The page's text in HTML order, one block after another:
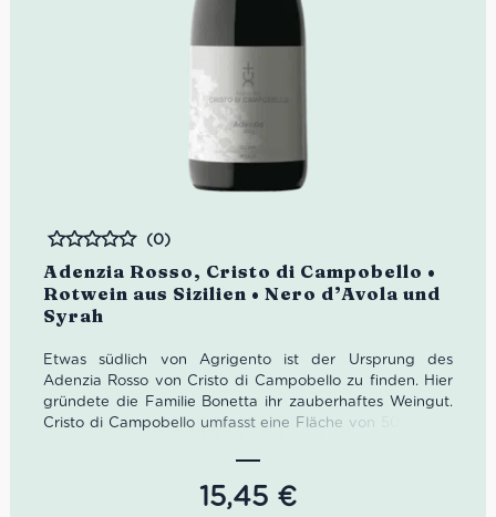
Adenzia Rosso, Cristo di Campobello •
Rotwein aus Sizilien • Nero d’Avola und
Syrah
Bewertet
(0)
Etwas südlich von Agrigento ist der Ursprung des
Adenzia Rosso von Cristo di Campobello zu finden. Hier
gründete die Familie Bonetta ihr zauberhaftes Weingut.
Cristo di Campobello umfasst eine Fläche von 50 Hektar
Die Reben stehen hier mit Meerblick auf Lagen zwischen
230 und 300 Meter. Die Nähe zum Meer bedeutet für die
15,45 €